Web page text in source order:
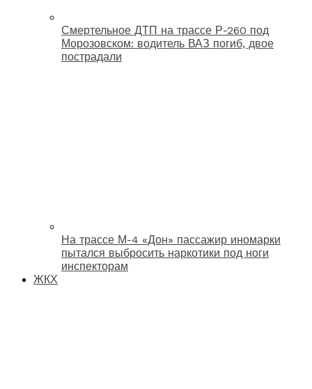
Смертельное ДТП на трассе Р-260 под
Морозовском: водитель ВАЗ погиб, двое
пострадали
На трассе М-4 «Дон» пассажир иномарки
пытался выбросить наркотики под ноги
инспекторам
ЖКХ